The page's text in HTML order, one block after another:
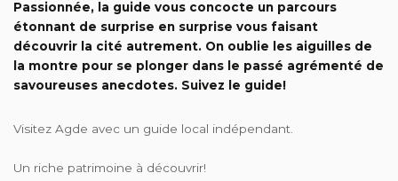
Passionnée, la guide vous concocte un parcours
étonnant de surprise en surprise vous faisant
découvrir la cité autrement. On oublie les aiguilles de
la montre pour se plonger dans le passé agrémenté de
savoureuses anecdotes. Suivez le guide!
Visitez Agde avec un guide local indépendant.
Un riche patrimoine à découvrir!